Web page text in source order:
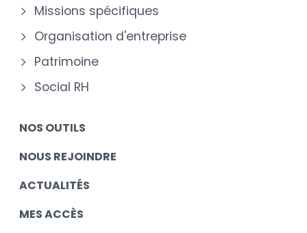
Missions spécifiques
Organisation d'entreprise
Patrimoine
Social RH
NOS OUTILS
NOUS REJOINDRE
ACTUALITÉS
MES ACCÈS